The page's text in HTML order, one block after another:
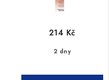
2 dny
214 Kč